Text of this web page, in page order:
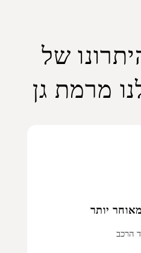
של
מרמת גן
יותר
הרכב